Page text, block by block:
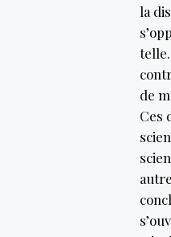
la
de
Ces